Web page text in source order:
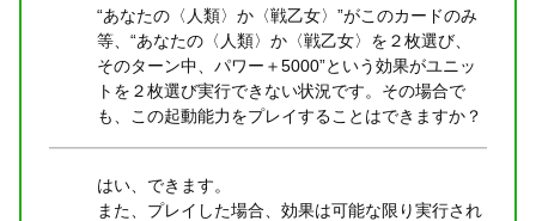
“あなたの〈人類〉か〈戦乙女〉”がこのカードのみ
等、“あなたの〈人類〉か〈戦乙女〉を２枚選び、
そのターン中、パワー＋5000”という効果がユニッ
トを２枚選び実行できない状況です。その場合で
も、この起動能力をプレイすることはできますか？
はい、できます。
また、プレイした場合、効果は可能な限り実行され